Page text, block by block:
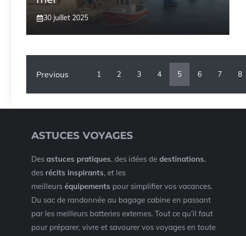
30 juillet 2025
Previous 1 2 3 4 5 6 7 8
ASTUCES VOYAGES
Des astuces pratiques, des idées de destinations,
des récits inspirants, et les
meilleurs équipements pour simplifier vos vacances.
Du sac de randonnée au bagage cabine en passant
par les meilleurs batteries externes. Tout ce qu’il faut
pour préparer, vivre et savourer vos voyages en toute